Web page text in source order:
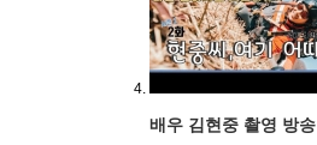
배우 김현중 촬영 방송